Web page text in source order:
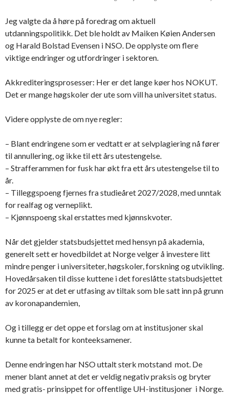
Jeg valgte da å høre på foredrag om aktuell
utdanningspolitikk. Det ble holdt av Maiken Køien Andersen
og Harald Bolstad Evensen i NSO. De opplyste om flere
viktige endringer og utfordringer i sektoren.
Akkrediteringsprosesser: Her er det lange køer hos NOKUT.
Det er mange høgskoler der ute som vill ha universitet status.
Videre opplyste de om nye regler:
– Blant endringene som er vedtatt er at selvplagiering nå fører
til annullering, og ikke til ett års utestengelse.
– Strafferammen for fusk har økt fra ett års utestengelse til to
år.
– Tilleggspoeng fjernes fra studieåret 2027/2028, med unntak
for realfag og verneplikt.
– Kjønnspoeng skal erstattes med kjønnskvoter.
Når det gjelder statsbudsjettet med hensyn på akademia,
generelt sett er hovedbildet at Norge velger å investere litt
mindre penger i universiteter, høgskoler, forskning og utvikling.
Hovedårsaken til disse kuttene i det foreslåtte statsbudsjettet
for 2025 er at det er utfasing av tiltak som ble satt inn på grunn
av koronapandemien,
Og i tillegg er det oppe et forslag om at institusjoner skal
kunne ta betalt for konteeksamener.
Denne endringen har NSO uttalt sterk motstand mot. De
mener blant annet at det er veldig negativ praksis og bryter
med gratis- prinsippet for offentlige UH-institusjoner i Norge.